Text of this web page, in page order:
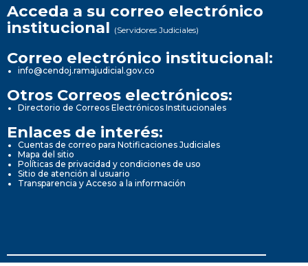
Acceda a su correo electrónico
institucional (Servidores Judiciales)
Correo electrónico institucional:
info@cendoj.ramajudicial.gov.co
Otros Correos electrónicos:
Directorio de Correos Electrónicos Institucionales
Enlaces de interés:
Cuentas de correo para Notificaciones Judiciales
Mapa del sitio
Políticas de privacidad y condiciones de uso
Sitio de atención al usuario
Transparencia y Acceso a la información